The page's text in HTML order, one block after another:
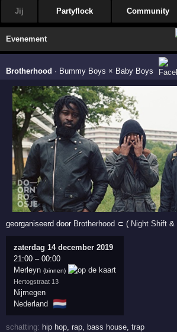
Jij Partyflock Community
Evenement
Brotherhood · Bummy Boys × Baby Boys
georganiseerd door Brotherhood ⊂ ( Night Shift &
zaterdag 14 december 2019
21:00 –00:00
Merleyn (binnen)
Hertogstraat 13
Nijmegen
Nederland 🇳🇱
schatting: hip hop ,rap bass house ,trap